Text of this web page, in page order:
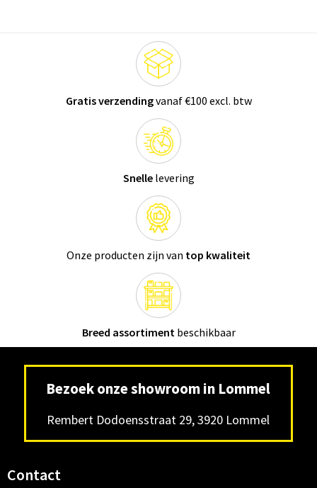
Gratis verzendingvanaf €100 excl. btw
Snellelevering
Onze producten zijn van top kwaliteit
Breed assortiment beschikbaar
Bezoek onze showroom in Lommel
Rembert Dodoensstraat 29, 3920 Lommel
Contact